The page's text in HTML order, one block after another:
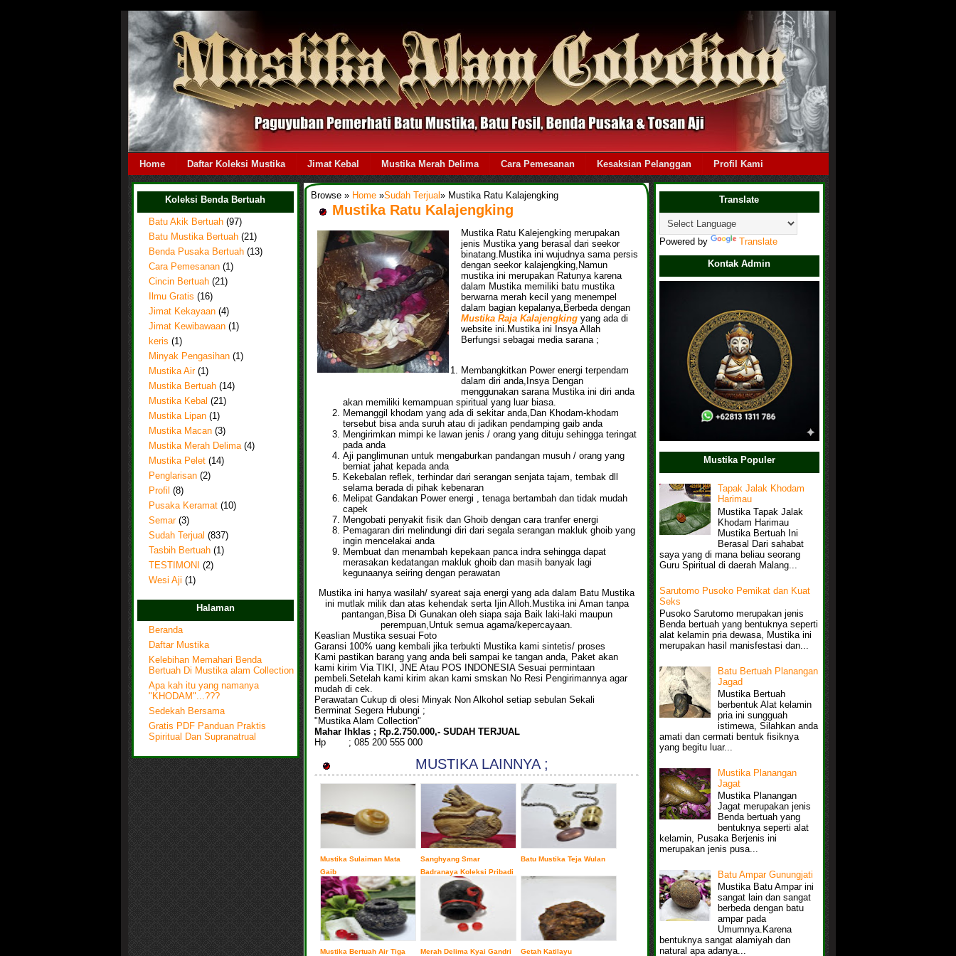
Home Daftar Koleksi Mustika Jimat Kebal Mustika Merah Delima Cara Pemesanan Kesaksian Pelanggan Profil Kami
Koleksi Benda Bertuah
Batu Akik Bertuah (97)
Batu Mustika Bertuah (21)
Benda Pusaka Bertuah (13)
Cara Pemesanan (1)
Cincin Bertuah (21)
Ilmu Gratis (16)
Jimat Kekayaan (4)
Jimat Kewibawaan (1)
keris (1)
Minyak Pengasihan (1)
Mustika Air (1)
Mustika Bertuah (14)
Mustika Kebal (21)
Mustika Lipan (1)
Mustika Macan (3)
Mustika Merah Delima (4)
Mustika Pelet (14)
Penglarisan (2)
Profil (8)
Pusaka Keramat (10)
Semar (3)
Sudah Terjual (837)
Tasbih Bertuah (1)
TESTIMONI
(2)
Wesi Aji (1)
Halaman
Beranda
Daftar Mustika
Kelebihan Memahari Benda
Bertuah Di Mustika alam Collection
Apa kah itu yang namanya
"KHODAM"...???
Sedekah Bersama
Gratis PDF Panduan Praktis
Spiritual Dan Supranatrual
Browse » Home »Sudah Terjual» Mustika Ratu Kalajengking
Mustika Ratu Kalajengking
Mustika Ratu Kalejengking merupakan
jenis Mustika yang berasal dari seekor
binatang.Mustika ini wujudnya sama persis
dengan seekor kalajengking,Namun
mustika ini merupakan Ratunya karena
dalam Mustika memiliki batu mustika
berwarna merah kecil yang menempel
dalam bagian kepalanya,Berbeda dengan
Mustika Raja Kalajengking yang ada di
website ini.Mustika ini Insya Allah
Berfungsi sebagai media sarana ;
Membangkitkan Power energi terpendam
dalam diri anda,Insya Dengan
menggunakan sarana Mustika ini diri anda
akan memiliki kemampuan spiritual yang luar biasa.
Memanggil khodam yang ada di sekitar anda,Dan Khodam-khodam
tersebut bisa anda suruh atau di jadikan pendamping gaib anda
Mengirimkan mimpi ke lawan jenis / orang yang dituju sehingga teringat
pada anda
Aji panglimunan untuk mengaburkan pandangan musuh / orang yang
berniat jahat kepada anda
Kekebalan reflek, terhindar dari serangan senjata tajam, tembak dll
selama berada di pihak kebenaran
Melipat Gandakan Power energi , tenaga bertambah dan tidak mudah
capek
Mengobati penyakit fisik dan Ghoib dengan cara tranfer energi
Pemagaran diri melindungi diri dari segala serangan makluk ghoib yang
ingin mencelakai anda
Membuat dan menambah kepekaan panca indra sehingga dapat
merasakan kedatangan makluk ghoib dan masih banyak lagi
kegunaanya seiring dengan perawatan
Mustika ini hanya wasilah/ syareat saja energi yang ada dalam Batu Mustika
ini mutlak milik dan atas kehendak serta Ijin Alloh.Mustika ini Aman tanpa
pantangan,Bisa Di Gunakan oleh siapa saja Baik laki-laki maupun
perempuan,Untuk semua agama/kepercayaan.
Keaslian Mustika sesuai Foto
Garansi 100% uang kembali jika terbukti Mustika kami sintetis/ proses
Kami pastikan barang yang anda beli sampai ke tangan anda, Paket akan
kami kirim Via TIKI, JNE Atau POS INDONESIA Sesuai permintaan
pembeli.Setelah kami kirim akan kami smskan No Resi Pengirimannya agar
mudah di cek.
Perawatan Cukup di olesi Minyak Non Alkohol setiap sebulan Sekali
Berminat Segera Hubungi ;
"Mustika Alam Collection"
Mahar Ihklas ; Rp.2.750.000,- SUDAH TERJUAL
Hp
; 085 200 555 000
MUSTIKA LAINNYA ;
Mustika Sulaiman Mata
Gaib
Sanghyang Smar
Badranaya Koleksi Pribadi
Batu Mustika Teja Wulan
Mustika Bertuah Air Tiga Merah Delima Kyai Gandri Getah Katilayu
Translate
Powered by Translate
Kontak Admin
Mustika Populer
Tapak Jalak Khodam
Harimau
Mustika Tapak Jalak
Khodam Harimau
Mustika Bertuah Ini
Berasal Dari sahabat
saya yang di mana beliau seorang
Guru Spiritual di daerah Malang...
Sarutomo Pusoko Pemikat dan Kuat
Seks
Pusoko Sarutomo merupakan jenis
Benda bertuah yang bentuknya seperti
alat kelamin pria dewasa, Mustika ini
merupakan hasil manisfestasi dan...
Batu Bertuah Planangan
Jagad
Mustika Bertuah
berbentuk Alat kelamin
pria ini sungguah
istimewa, Silahkan anda
amati dan cermati bentuk fisiknya
yang begitu luar...
Mustika Planangan
Jagat
Mustika Planangan
Jagat merupakan jenis
Benda bertuah yang
bentuknya seperti alat
kelamin, Pusaka Berjenis ini
merupakan jenis pusa...
Batu Ampar Gunungjati
Mustika Batu Ampar ini
sangat lain dan sangat
berbeda dengan batu
ampar pada
Umumnya.Karena
bentuknya sangat alamiyah dan
natural apa adanya...